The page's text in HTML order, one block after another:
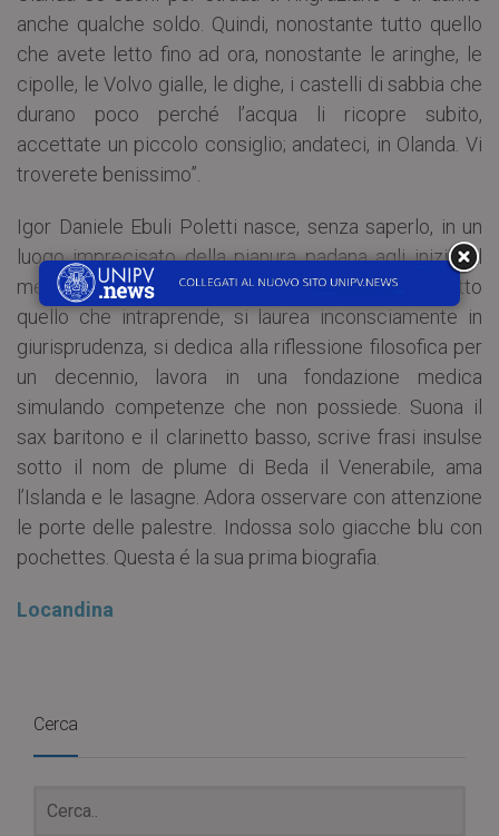
anche qualche soldo. Quindi, nonostante tutto quello
che avete letto fino ad ora, nonostante le aringhe, le
cipolle, le Volvo gialle, le dighe, i castelli di sabbia che
durano poco perché l’acqua li ricopre subito,
accettate un piccolo consiglio; andateci, in Olanda. Vi
troverete benissimo”.
Igor Daniele Ebuli Poletti nasce, senza saperlo, in un
luogo imprecisato della pianura padana agli inizi del
mese di settembre del 1965. Cresce fallendo in tutto
quello che intraprende, si laurea inconsciamente in
giurisprudenza, si dedica alla riflessione filosofica per
un decennio, lavora in una fondazione medica
simulando competenze che non possiede. Suona il
sax baritono e il clarinetto basso, scrive frasi insulse
sotto il nom de plume di Beda il Venerabile, ama
l’Islanda e le lasagne. Adora osservare con attenzione
le porte delle palestre. Indossa solo giacche blu con
pochettes. Questa é la sua prima biografia.
Locandina
Cerca